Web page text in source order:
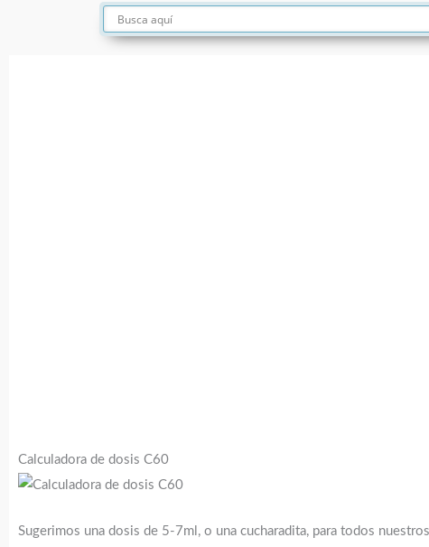
Calculadora de dosis C60
Sugerimos una dosis de 5-7ml, o una cucharadita, para todos